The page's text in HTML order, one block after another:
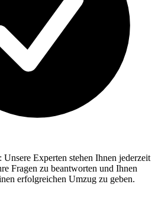
Experten stehen Ihnen jederzeit
Fragen zu beantworten und Ihnen
erfolgreichen Umzug zu geben.